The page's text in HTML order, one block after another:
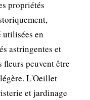
propriétés
utilisées en
astringentes et
peuvent être
L'Oeillet
et jardinage